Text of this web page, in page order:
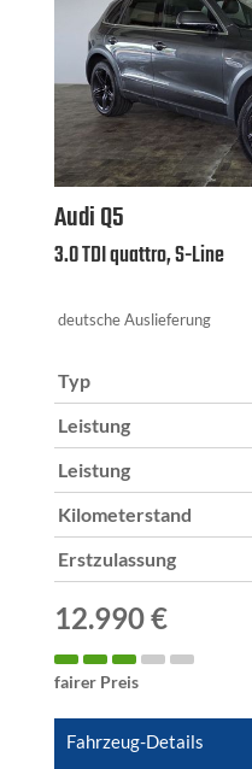
AudiQ5
3.0 TDI quattro, S-Line
deutsche Auslieferung
Typ
Leistung
Leistung
Kilometerstand
Erstzulassung
12.990 €
fairer Preis
Fahrzeug-Details